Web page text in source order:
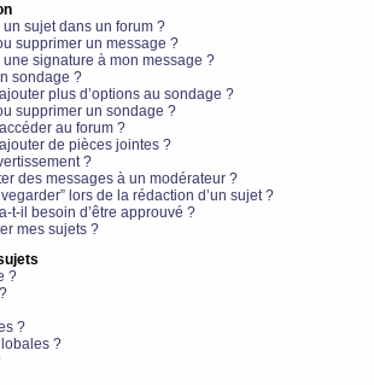
sujet dans un forum ?
supprimer un message ?
signature à mon message ?
sondage ?
plus d’options au sondage ?
supprimer un sondage ?
au forum ?
de pièces jointes ?
?
des messages à un modérateur ?
lors de la rédaction d’un sujet ?
t-il besoin d’être approuvé ?
mes sujets ?
?
?
?